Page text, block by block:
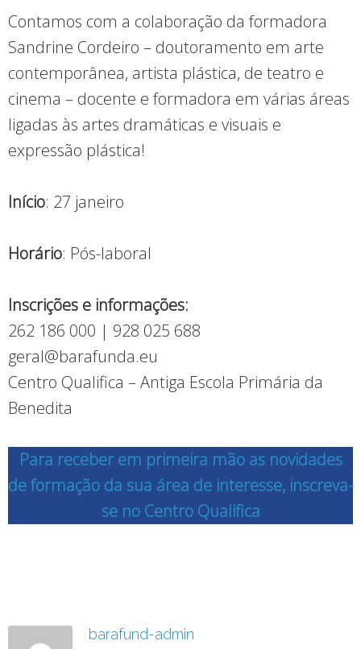
Contamos com a colaboração da formadora
Sandrine Cordeiro – doutoramento em arte
contemporânea, artista plástica, de teatro e
cinema – docente e formadora em várias áreas
ligadas às artes dramáticas e visuais e
expressão plástica!
Início: 27 janeiro
Horário: Pós-laboral
Inscrições e informações:
262 186 000 | 928 025 688
geral@barafunda.eu
Centro Qualifica – Antiga Escola Primária da
Benedita
Para receber em primeira mão as novidades
de formação da sua área de interesse, inscreva-
se no Centro Qualifica
barafund-admin